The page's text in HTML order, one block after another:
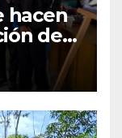
hacen
de